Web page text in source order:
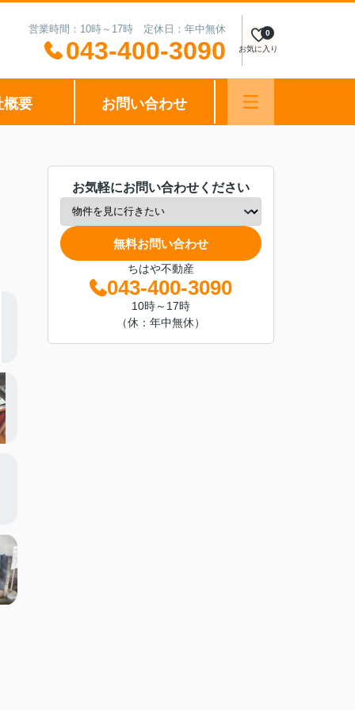
営業時間：10時～17時 定休日：年中無休
043-400-3090 お気に入り
0
概要 お問い合わせ
お気軽にお問い合わせください
無料お問い合わせ
ちはや不動産
043-400-3090
10時～17時
（休：年中無休）